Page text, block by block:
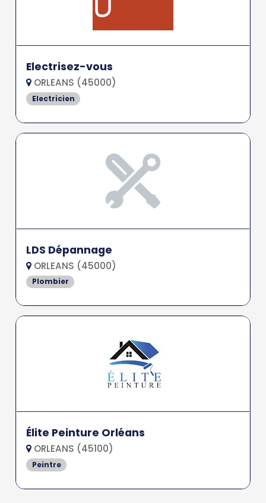
Electrisez-vous
ORLEANS (45000)
Electricien
LDS Dépannage
ORLEANS (45000)
Plombier
Élite Peinture Orléans
ORLEANS (45100)
Peintre